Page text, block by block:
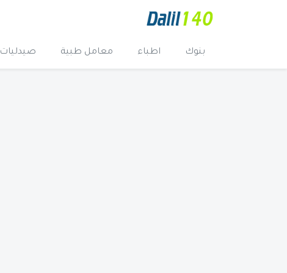
بنوك اطباء معامل طبية صيدليات